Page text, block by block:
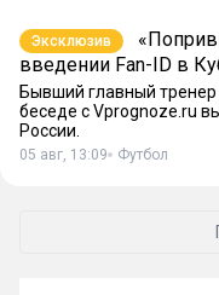
Эксклюзив
введении Fan-ID в
Бывший главный
беседе с Vprognoze.ru
России.
05 авг, 13:09 Футбол